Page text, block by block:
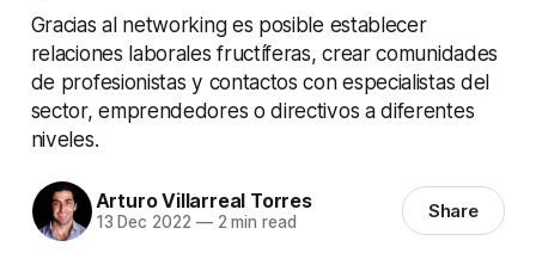
Gracias al networking es posible establecer
relaciones laborales fructíferas, crear comunidades
de profesionistas y contactos con especialistas del
sector, emprendedores o directivos a diferentes
niveles.
Arturo Villarreal Torres
13 Dec 2022 —2 min read Share